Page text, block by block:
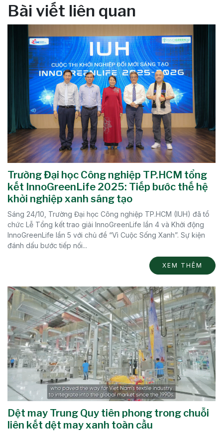
Bài viết liên quan
Trường Đại học Công nghiệp TP.HCM tổng
kết InnoGreenLife 2025: Tiếp bước thế hệ
khởi nghiệp xanh sáng tạo
Sáng 24/10, Trường Đại học Công nghiệp TP.HCM (IUH) đã tổ
chức Lễ Tổng kết trao giải InnoGreenLife lần 4 và Khởi động
InnoGreenLife lần 5 với chủ đề “Vì Cuộc Sống Xanh”. Sự kiện
đánh dấu bước tiếp nối...
XEM THÊM
Dệt may Trung Quy tiên phong trong chuỗi
liên kết dệt may xanh toàn cầu